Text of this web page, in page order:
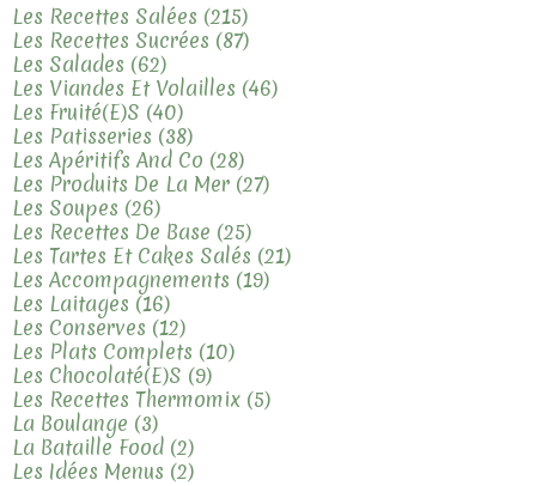
Les Recettes Salées (215)
Les Recettes Sucrées (87)
Les Salades (62)
Les Viandes Et Volailles (46)
Les Fruité(e)s (40)
Les Patisseries (38)
Les Apéritifs And Co (28)
Les Produits De La Mer (27)
Les Soupes (26)
Les Recettes De Base (25)
Les Tartes Et Cakes Salés (21)
Les Accompagnements (19)
Les Laitages (16)
Les Conserves (12)
Les Plats Complets (10)
Les Chocolaté(e)s (9)
Les Recettes Thermomix (5)
La Boulange (3)
La Bataille Food (2)
Les Idées Menus (2)